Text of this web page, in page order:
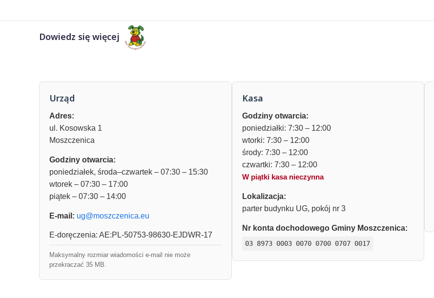
Dowiedz się więcej
Urząd
Adres:
ul. Kosowska 1
Moszczenica
Godziny otwarcia:
poniedziałek, środa–czwartek – 07:30 – 15:30
wtorek – 07:30 – 17:00
piątek – 07:30 – 14:00
E-mail: ug@moszczenica.eu
E-doręczenia: AE:PL-50753-98630-EJDWR-17
Maksymalny rozmiar wiadomości e-mail nie może
przekraczać 35 MB.
Kasa
Godziny otwarcia:
poniedziałki: 7:30 – 12:00
wtorki: 7:30 – 12:00
środy: 7:30 – 12:00
czwartki: 7:30 – 12:00
W piątki kasa nieczynna
Lokalizacja:
parter budynku UG, pokój nr 3
Nr konta dochodowego Gminy Moszczenica:
03 8973 0003 0070 0700 0707 0017